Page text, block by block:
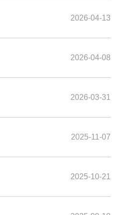
2026-04-13
2026-04-08
2026-03-31
2025-11-07
2025-10-21